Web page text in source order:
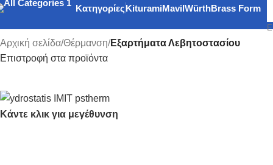
ΚατηγορίεςKituramiMavilWürthBrass Form
Αρχική σελίδα/Θέρμανση/Εξαρτήματα Λεβητοστασίου
Επιστροφή στα προϊόντα
Κάντε κλικ για μεγέθυνση